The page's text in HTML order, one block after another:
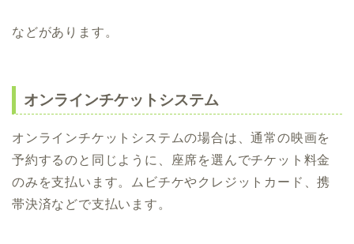
などがあります。
オンラインチケットシステム
オンラインチケットシステムの場合は、通常の映画を
予約するのと同じように、座席を選んでチケット料金
のみを支払います。ムビチケやクレジットカード、携
帯決済などで支払います。